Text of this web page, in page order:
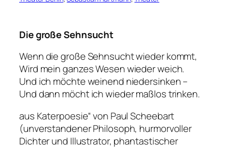
Die große Sehnsucht
Wenn die große Sehnsucht wieder kommt,
Wird mein ganzes Wesen wieder weich.
Und ich möchte weinend niedersinken –
Und dann möcht ich wieder maßlos trinken.
aus Katerpoesie“ von Paul Scheebart
(unverstandener Philosoph, hurmorvoller
Dichter und Illustrator, phantastischer